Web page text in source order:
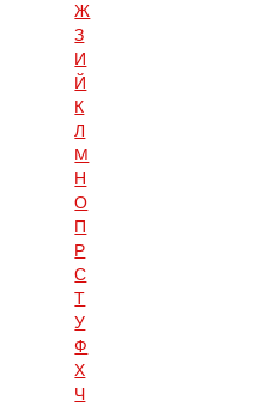
Ж
З
И
Й
К
Л
М
Н
О
П
Р
С
Т
У
Ф
Х
Ч